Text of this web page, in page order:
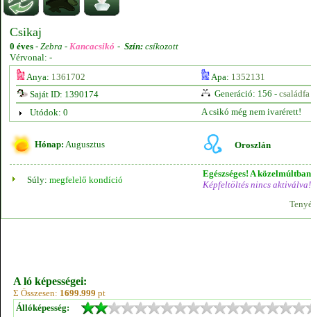
Csikaj
0 éves - Zebra - Kancacsikó - Szín: csíkozott
Vérvonal: -
Anya: 1361702 Apa: 1352131
Saját ID: 1390174
Generáció: 156 - családfa
Utódok: 0
A csikó még nem ivarérett!
Hónap: Augusztus Oroszlán
Súly: megfelelő kondíció
Egészséges! A
Képfeltöltés nincs aktiválva!
A ló képességei:
Σ Összesen: 1699.999 pt
Állóképesség: